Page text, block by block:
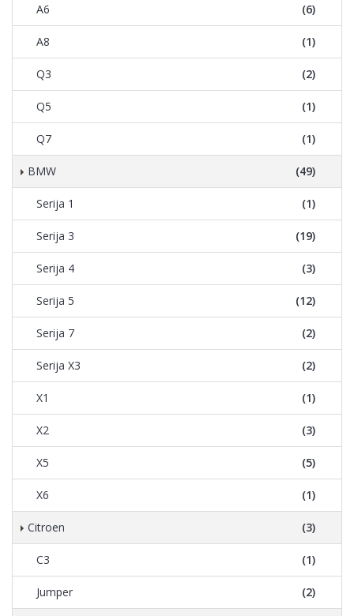
A6 (6)
A8 (1)
Q3 (2)
Q5 (1)
Q7 (1)
BMW (49)
Serija 1 (1)
Serija 3 (19)
Serija 4 (3)
Serija 5 (12)
Serija 7 (2)
Serija X3 (2)
X1 (1)
X2 (3)
X5 (5)
X6 (1)
Citroen (3)
C3 (1)
Jumper (2)